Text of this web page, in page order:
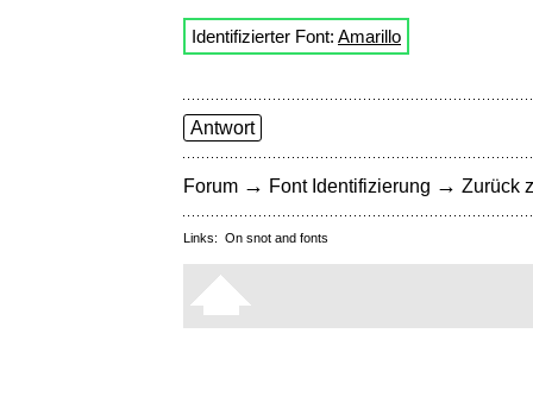
Identifizierter Font: Amarillo
Antwort
Forum → Font Identifizierung → Zurück
Links: On snot and fonts